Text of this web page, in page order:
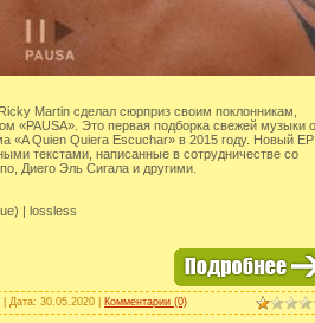
Martin сделал сюрприз своим поклонникам,
«PAUSA». Это первая подборка свежей музыки
«A Quien Quiera Escuchar» в 2015 году. Новый EP
текстами, написанные в сотрудничестве со
Диего Эль Сигала и другими.
| lossless
| Дата: 30.05.2020 Комментарии (0)